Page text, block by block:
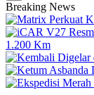
Breaking News
1.200 Km